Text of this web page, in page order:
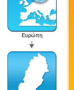
Ευρώπη